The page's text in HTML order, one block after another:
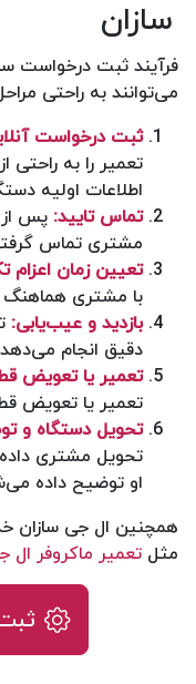
سازان
فرآیند ثبت درخواست
می‌توانند به راحتی
ثبت درخواست
تعمیر را به راحتی
اطلاعات اولیه
تماس تایید: پس
مشتری تماس
تعیین زمان اعزام
با مشتری
بازدید و عیب‌یابی:
دقیق انجام
تعمیر یا تعویض
تعمیر یا تعویض
تحویل دستگاه و
تحویل مشتری
او توضیح داده
همچنین ال جی سازان
مثل تعمیر ماکروفر ال